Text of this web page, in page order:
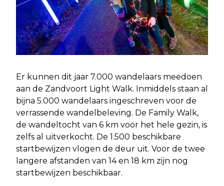
Er kunnen dit jaar 7.000 wandelaars meedoen
aan de Zandvoort Light Walk. Inmiddels staan al
bijna 5.000 wandelaars ingeschreven voor de
verrassende wandelbeleving. De Family Walk,
de wandeltocht van 6 km voor het hele gezin, is
zelfs al uitverkocht. De 1.500 beschikbare
startbewijzen vlogen de deur uit. Voor de twee
langere afstanden van 14 en 18 km zijn nog
startbewijzen beschikbaar.